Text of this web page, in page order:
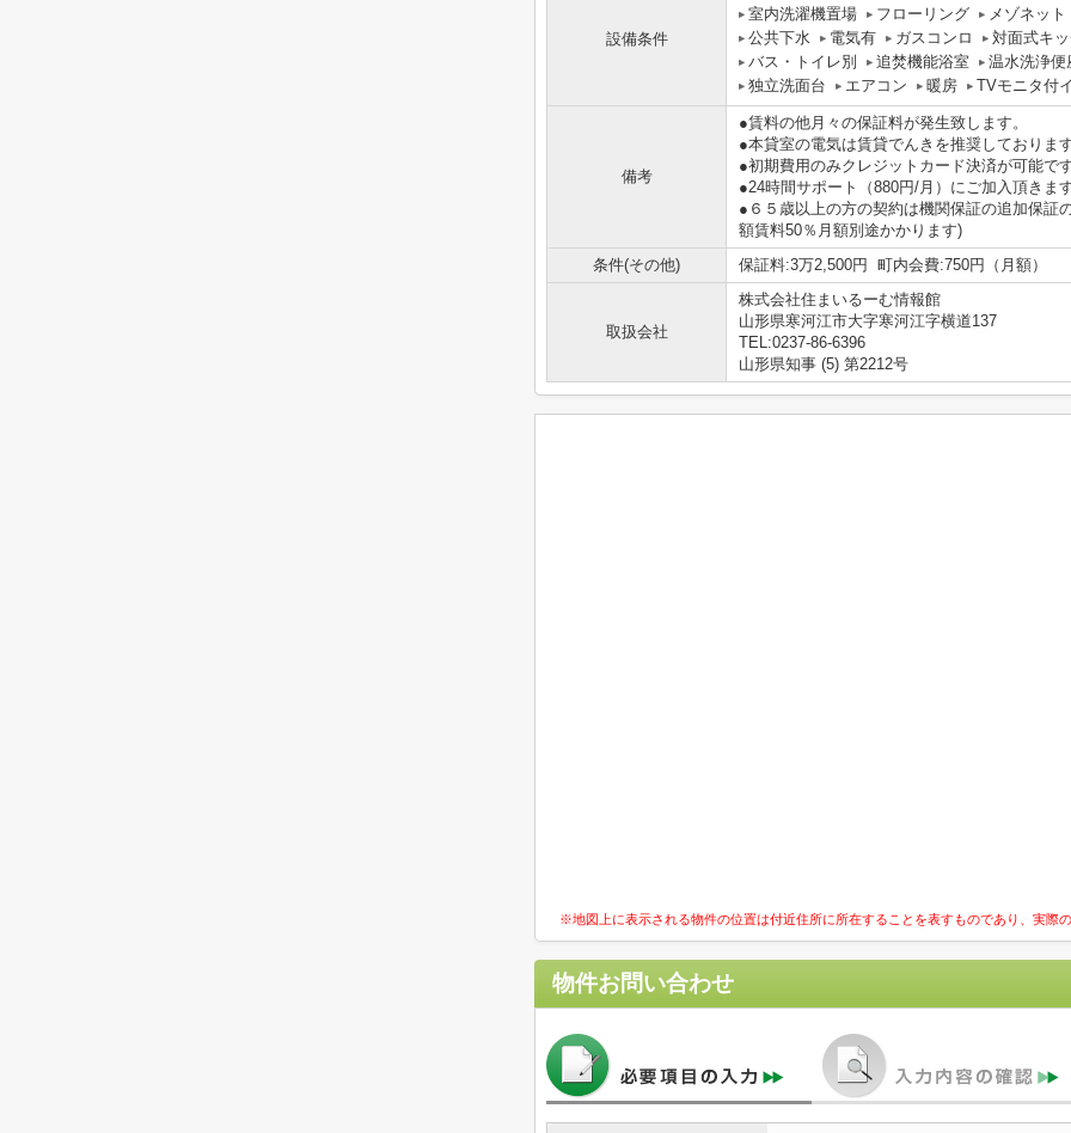
設備条件
室内洗濯機置場
フローリング
メゾネット
公共下水
電気有 ガスコンロ
対面式キ
バス・トイレ別
追焚機能浴室
温水洗浄便
独立洗面台
エアコン 暖房 TVモニタ付
備考
●賃料の他月々の保証料が発生致します。
●本貸室の電気は賃貸でんきを推奨しておりま
●初期費用のみクレジットカード決済が可能で
●24時間サポート（880円/月）にご加入頂きま
●６５歳以上の方の契約は機関保証の追加保証
額賃料50％月額別途かかります)
条件(その他)
保証料:3万2,500円 町内会費:750円（月額）
取扱会社
株式会社住まいるーむ情報館
山形県寒河江市大字寒河江字横道137
TEL:0237-86-6396
山形県知事 (5) 第2212号
※地図上に表示される物件の位置は付近住所に所在することを表すものであり、実際
物件お問い合わせ